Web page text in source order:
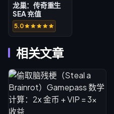
龙巢：传奇重生
SEA 充值
5.0
相关文章